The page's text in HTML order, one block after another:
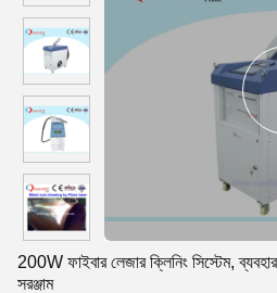
200W ফাইবার লেজার ক্লিনিং সিস্টেম,
সরঞ্জাম